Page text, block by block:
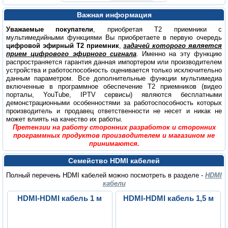
Важная информация
Уважаемые покупатели, приобретая Т2 приемники с
мультимедийными функциями Вы приобретаете в первую очередь
цифровой эфирный Т2 приемник,задачей которого является
прием цифрового эфирного сигнала. Именно на эту функцию
распространяется гарантия данная импортером или производителем
устройства и работоспособность оценивается только исключительно
данным параметром. Все дополнительные функции мультимедиа
включенные в программное обеспечение Т2 приемников (видео
порталы, YouTube, IPTV сервисы) являются бесплатными
демонстрационными особенностями за работоспособность которых
производитель и продавец ответственности не несет и никак не
может влиять на качество их работы.
Претензии на работу сторонних разработок и сторонних
программных продуктов производителем и магазином не
принимаются.
Семейство HDMI кабелей
Полный перечень HDMI кабелей можно посмотреть в разделе - HDMI
кабели
HDMI-HDMI кабель 1 м HDMI-HDMI кабель 1,5 м